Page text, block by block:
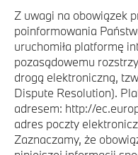
Z uwagi na obowiązek
poinformowania
uruchomiła platformę
pozasądowemu
drogą elektroniczną,
Dispute Resolution).
adresem: http://
adres poczty
Zaznaczamy, że